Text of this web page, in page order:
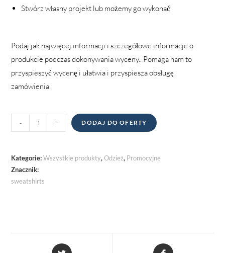
Stwórz własny projekt lub możemy go wykonać
Podaj jak najwięcej informacji i szczegółowe informacje o
produkcie podczas dokonywania wyceny.. Pomaga nam to
przyspieszyć wycenę i ułatwia i przyspiesza obsługę
zamówienia.
ilość
- + DODAJ DO OFERTY
Kategorie:Wszystkie produkty,Odzież, Promocyjne
Znacznik:
sweatshirts
Otwiera
Otwiera